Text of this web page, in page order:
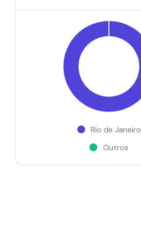
Rio de Janeiro
Outros